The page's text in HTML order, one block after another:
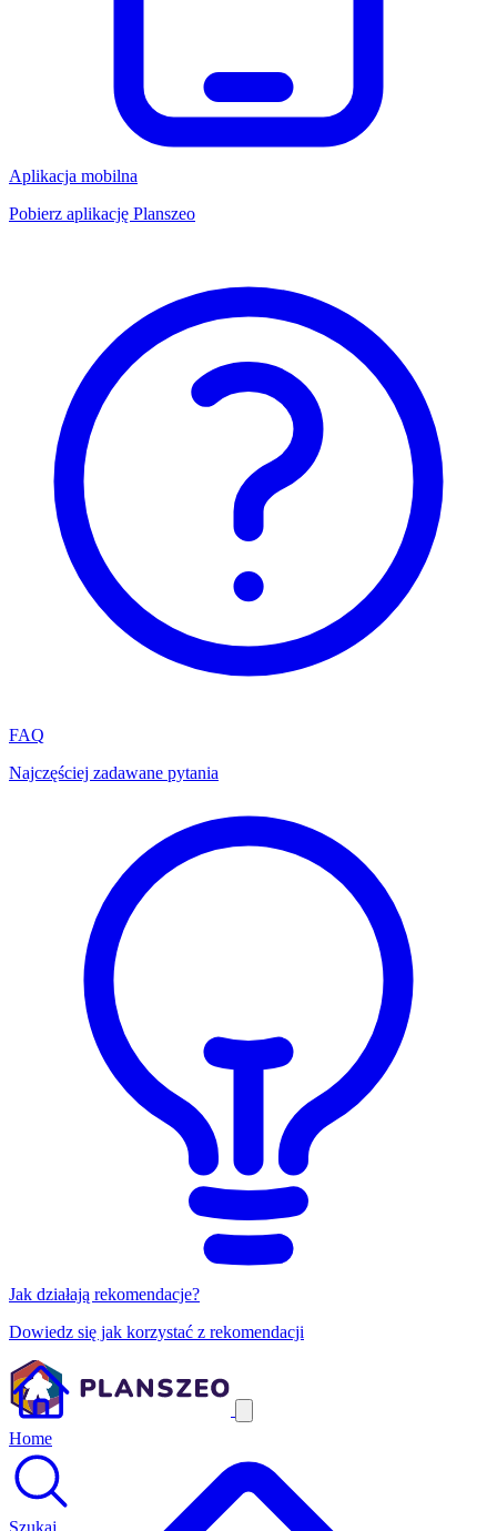
Aplikacja mobilna
Pobierz aplikację Planszeo
FAQ
Najczęściej zadawane pytania
Jak działają rekomendacje?
Dowiedz się jak korzystać z rekomendacji
Home
Szukaj